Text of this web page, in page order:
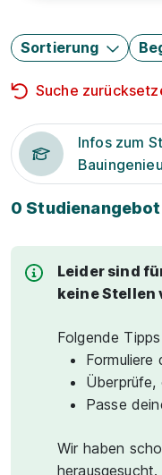
Sortierung
Suche
Infos zum
0
Leider sind
keine Stellen
Folgende
Formuliere
Passe
Wir haben
herausgesucht.